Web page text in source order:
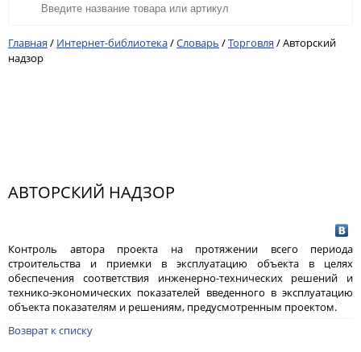
Главная / Интернет-библиотека/Словарь /Торговля /Авторский
надзор
АВТОРСКИЙ НАДЗОР
Контроль автора проекта на протяжении всего периода
строительства и приемки в эксплуатацию объекта в целях
обеспечения соответствия инженерно-технических решений и
технико-экономических показателей введенного в эксплуатацию
объекта показателям и решениям, предусмотренным проектом.
Возврат к списку